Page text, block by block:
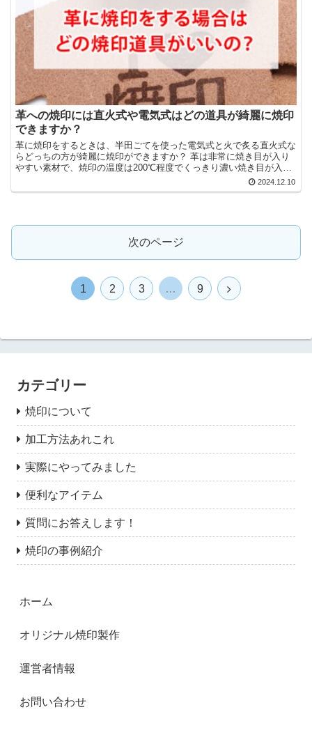
革への焼印には直火式や電気式はどの道具が綺麗に焼印
できますか？
革に焼印をするときは、半田ごてを使った電気式と火で炙る直火式な
らどっちの方が綺麗に焼印ができますか？ 革は非常に焼き目が入り
やすい素材で、焼印の温度は200℃程度でくっきり濃い焼き目が入り
ます。 なので、結論から言うと電気式がおすすめです。... 2024.12.10
次のページ
1 2 3 … 9
次
カテゴリー
焼印について
加工方法あれこれ
実際にやってみました
便利なアイテム
質問にお答えします！
焼印の事例紹介
ホーム
オリジナル焼印製作
運営者情報
お問い合わせ